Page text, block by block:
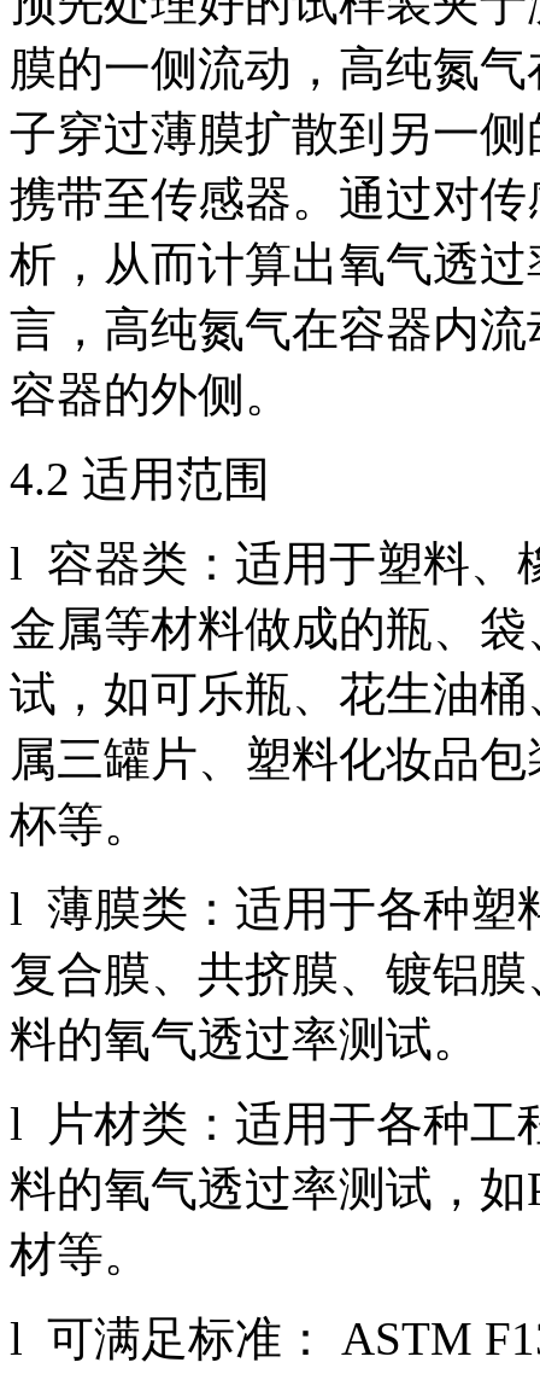
膜的一侧流动，高纯氮
子穿过薄膜扩散到另一
携带至传感器。通过对
析，从而计算出氧气透
言，高纯氮气在容器内
容器的外侧。
4.2 适用范围
l 容器类：适用于塑料、
金属等材料做成的瓶、
试，如可乐瓶、花生油
属三罐片、塑料化妆品
杯等。
l 薄膜类：适用于各种塑
复合膜、共挤膜、镀铝
料的氧气透过率测试。
l 片材类：适用于各种工
料的氧气透过率测试，如
材等。
l 可满足标准： ASTM